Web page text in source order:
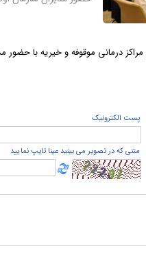
درمانی موقوفه و خیریه با حضور
پست الكترونيک
متنی که در تصویر می بینید عینا تایپ نمایید